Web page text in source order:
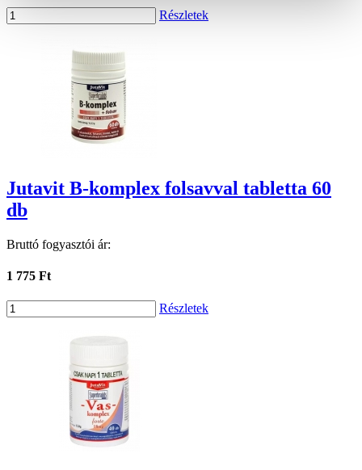
Részletek
Jutavit B-komplex folsavval tabletta 60
db
Bruttó fogyasztói ár:
1 775 Ft
Részletek